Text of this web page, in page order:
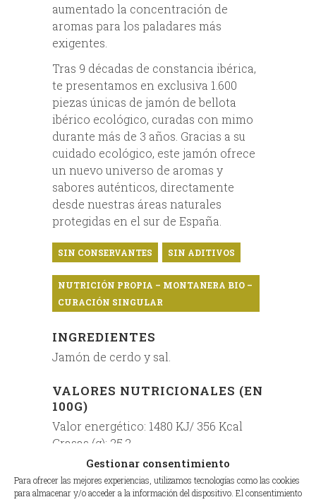
Gestionar consentimiento
Para ofrecer las mejores experiencias, utilizamos tecnologías como las cookies
para almacenar y/o acceder a la información del dispositivo. El consentimiento
aumentado la concentración de
aromas para los paladares más
exigentes.
Tras 9 décadas de constancia ibérica,
te presentamos en exclusiva 1.600
piezas únicas de jamón de bellota
ibérico ecológico, curadas con mimo
durante más de 3 años. Gracias a su
cuidado ecológico, este jamón ofrece
un nuevo universo de aromas y
sabores auténticos, directamente
desde nuestras áreas naturales
protegidas en el sur de España.
SIN CONSERVANTES SIN ADITIVOS
NUTRICIÓN PROPIA – MONTANERA BIO –
CURACIÓN SINGULAR
INGREDIENTES
Jamón de cerdo y sal.
VALORES NUTRICIONALES (EN
100G)
Valor energético: 1480 KJ/ 356 Kcal
Grasas (g): 25,2
– De las cuales saturadas (g): 8,08
Hidratos de carbono (g): 1
– De los cuales azúcares: (g): <0,5